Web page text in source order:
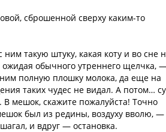
сброшенной сверху каким-то
такую штуку, какая коту и во сне
ожидая обычного утреннего щелчка,
полную плошку молока, да еще на
таких чудес не видал. А потом…
В мешок, скажите пожалуйста! Точно
был из редины, воздуху вволю, —
и вдруг — остановка.